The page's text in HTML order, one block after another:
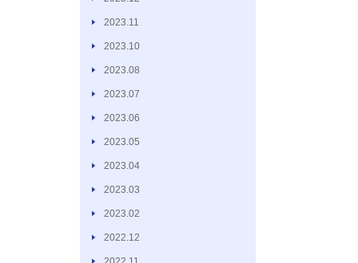
2023.11
2023.10
2023.08
2023.07
2023.06
2023.05
2023.04
2023.03
2023.02
2022.12